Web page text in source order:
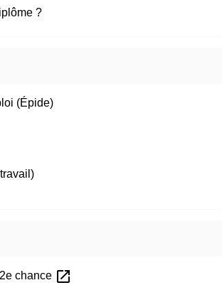
?
(Épide)
chance open_in_new